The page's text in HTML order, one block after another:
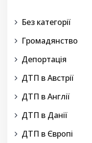
Без категорії
Громадянство
Депортація
ДТП в Австрії
ДТП в Англії
ДТП в Данії
ДТП в Європі